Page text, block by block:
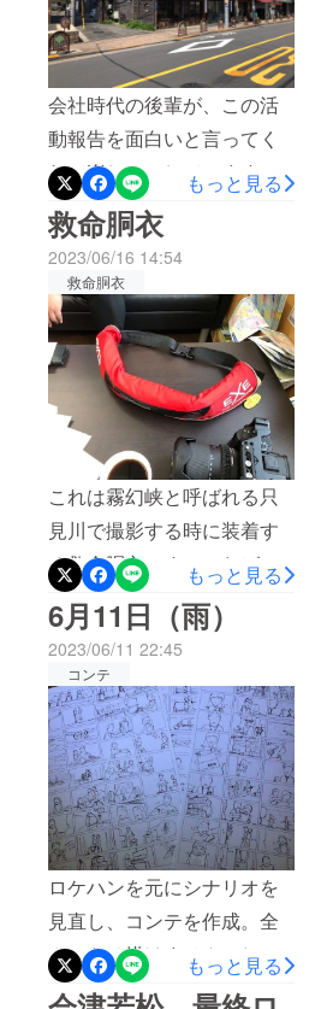
会社時代の後輩が、この活
動報告を面白いと言ってく
れて楽しみにしています！
とまで言ってくれて、なる
ほどそうい言うものなのか
と思いました。正直、涙が
出るほど嬉しかったです。
応援頂いている方は確かに
上手くいっているのか、気
になるだろうなと。私とし
ましては、毎日、発見の
日々です。実際には相当に
ドラマチックなことが毎
日、裏では起きています。
なので、この作品がどう
やって形になって行くかを
みなさんにも知ってもらい
たいし、それこそが新しい
試みなのかと。自分として
は、この報告も含めて作品
づくりの一環で、皆様に何
か恩返ししたいなと思って
います。もちろん、一番は
この作品が世界で認められ
ることです。監督はカメラ
が回る直前までに何を出来
るかです。命懸けで、今回
もっと見る
救命胴衣
2023/06/16 14:54
救命胴衣
これは霧幻峡と呼ばれる只
見川で撮影する時に装着す
る救命胴衣です。いわば命
綱。準備は進みつつも 一
人で２０役ぐらいこなしな
がらの毎日なので、だんだ
ん顔がキツネみたいに吊り
上がって来ています。サッ
カーの選手が試合前にこの
緊張感を楽しみたいと言っ
てるのを目にしますが、あ
れは実際には相当なものな
んだろうなと思います。私
はとてもじゃないけど、こ
の緊張感を楽しめる余裕は
なく、好きなことしてる筈
もっと見る
6月11日（雨）
2023/06/11 22:45
コンテ
ロケハンを元にシナリオを
見直し、コンテを作成。全
カットは描けませんでした
が約200カット。クランクイ
もっと見る